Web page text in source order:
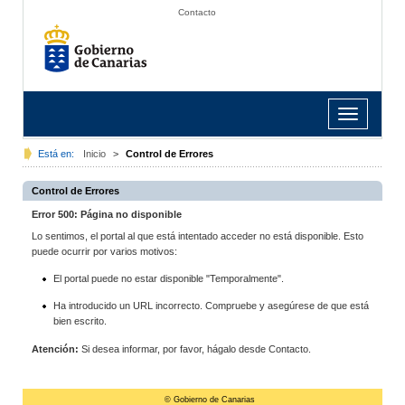
Contacto
Toggle
navigation
Está en: Inicio > Control de Errores
Control de Errores
Error 500: Página no disponible
Lo sentimos, el portal al que está intentado acceder no está disponible. Esto
puede ocurrir por varios motivos:
El portal puede no estar disponible "Temporalmente".
Ha introducido un URL incorrecto. Compruebe y asegúrese de que está
bien escrito.
Atención: Si desea informar, por favor, hágalo desde Contacto.
© Gobierno de Canarias